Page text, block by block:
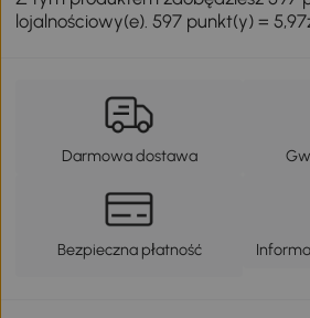
Odkryj swój
lojalnościowy(e). 597 punkt(y) =